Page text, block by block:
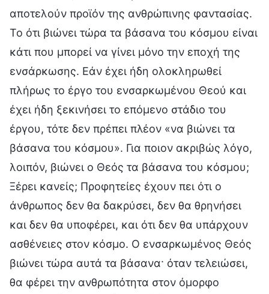
αποτελούν προϊόν της ανθρώπινης φαντασίας.
Το ότι βιώνει τώρα τα βάσανα του κόσμου είναι
κάτι που μπορεί να γίνει μόνο την εποχή της
ενσάρκωσης. Εάν έχει ήδη ολοκληρωθεί
πλήρως το έργο του ενσαρκωμένου Θεού και
έχει ήδη ξεκινήσει το επόμενο στάδιο του
έργου, τότε δεν πρέπει πλέον «να βιώνει τα
βάσανα του κόσμου». Για ποιον ακριβώς λόγο,
λοιπόν, βιώνει ο Θεός τα βάσανα του κόσμου;
Ξέρει κανείς; Προφητείες έχουν πει ότι ο
άνθρωπος δεν θα δακρύσει, δεν θα θρηνήσει
και δεν θα υποφέρει, και ότι δεν θα υπάρχουν
ασθένειες στον κόσμο. Ο ενσαρκωμένος Θεός
βιώνει τώρα αυτά τα βάσανα· όταν τελειώσει,
θα φέρει την ανθρωπότητα στον όμορφο